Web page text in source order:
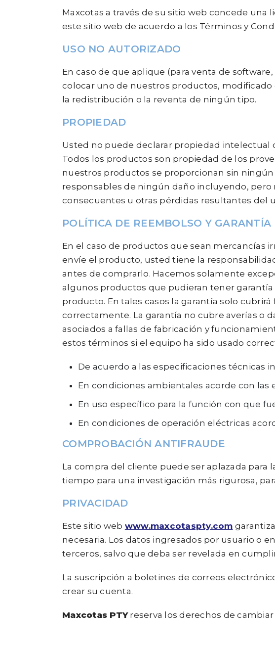
Maxcotas a través de su sitio web concede
este sitio web de acuerdo a los Términos y
USO NO AUTORIZADO
En caso de que aplique (para venta de
colocar uno de nuestros productos, modificado
la redistribución o la reventa de ningún tipo.
PROPIEDAD
Usted no puede declarar propiedad intelectual
Todos los productos son propiedad de los
nuestros productos se proporcionan sin
responsables de ningún daño incluyendo,
consecuentes u otras pérdidas resultantes del
POLÍTICA DE REEMBOLSO Y GARANTÍA
En el caso de productos que sean mercancías
envíe el producto, usted tiene la
antes de comprarlo. Hacemos solamente
algunos productos que pudieran tener
producto. En tales casos la garantía solo
correctamente. La garantía no cubre averías o
asociados a fallas de fabricación y
estos términos si el equipo ha sido usado
De acuerdo a las especificaciones técnicas
En condiciones ambientales acorde con las
En uso específico para la función con que
En condiciones de operación eléctricas
COMPROBACIÓN ANTIFRAUDE
La compra del cliente puede ser aplazada
tiempo para una investigación más rigurosa,
PRIVACIDAD
Este sitio web www.maxcotaspty.com
necesaria. Los datos ingresados por usuario o
terceros, salvo que deba ser revelada en
La suscripción a boletines de correos
crear su cuenta.
Maxcotas PTYreserva los derechos de